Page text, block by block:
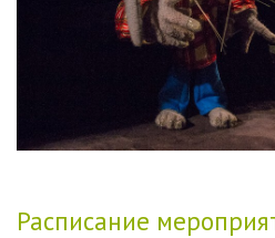
Расписание